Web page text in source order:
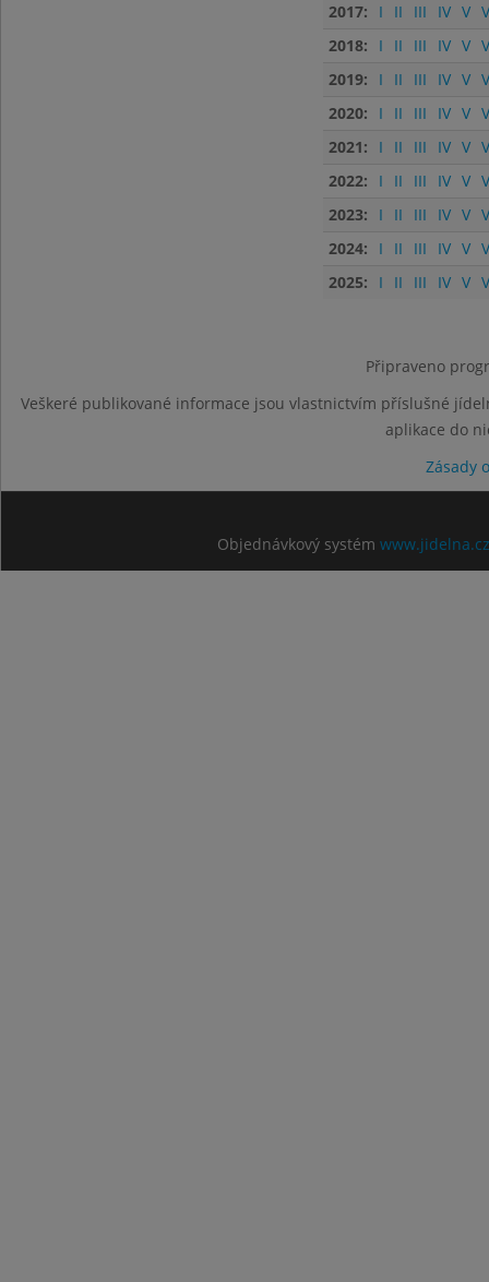
2017:
I II III IV V
2018:
I II III IV V
2019:
I II III IV V
2020:
I II III IV V
2021:
I II III IV V
2022:
I II III IV V
2023:
I II III IV V
2024:
I II III IV V
2025:
I II III IV V
Připraveno
Veškeré publikované informace jsou vlastnictvím příslušné
aplikace do
Zásady
Objednávkový systém www.jidelna.cz